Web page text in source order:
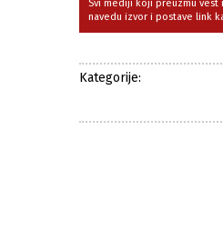
Svi mediji koji preuzmu
navedu izvor i postave link
Kategorije: